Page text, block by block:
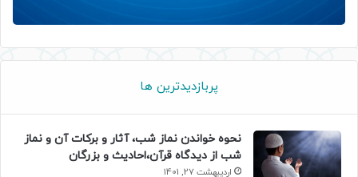
پربازدیدترین ها
نحوه خواندن نماز شب، آثار و برکات آن و نماز
شب از دیدگاه قرآن،احادیث و بزرگان
اردیبهشت 27, 1401